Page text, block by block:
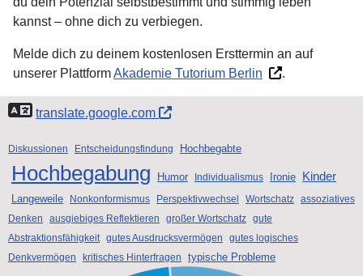
kannst – ohne dich zu verbiegen.
Melde dich zu deinem kostenlosen Ersttermin an auf
unserer PlattformAkademie Tutorium Berlin .
translate.google.com
Diskussionen Entscheidungsfindung Hochbegabte
Hochbegabung Humor Individualismus Ironie Kinder
Langeweile Nonkonformismus Perspektivwechsel Wortschatz assoziatives
Denken
ausgiebiges Reflektieren großer Wortschatz gute
Abstraktionsfähigkeit gutes Ausdrucksvermögen
gutes logisches
Denkvermögen
kritisches Hinterfragen typische Probleme